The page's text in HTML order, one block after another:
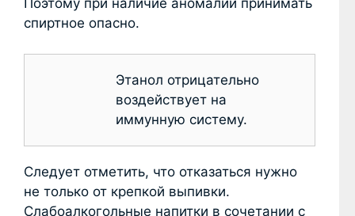
Поэтому при наличие аномалий принимать
спиртное опасно.
Этанол отрицательно
воздействует на
иммунную систему.
Следует отметить, что отказаться нужно
не только от крепкой выпивки.
Слабоалкогольные напитки в сочетании с